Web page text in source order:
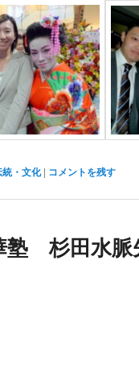
統・文化 | コメントを残す
塾 杉田水脈